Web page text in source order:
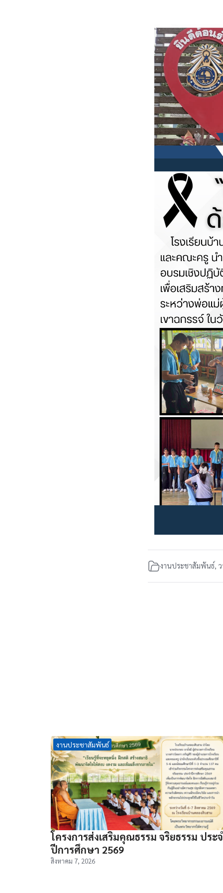
งานประชาสัมพันธ์,
งานประชาสัมพันธ์
โครงการส่งเสริมคุณธรรม จริยธรรม ประ
ปีการศึกษา 2569
สิงหาคม 7, 2026